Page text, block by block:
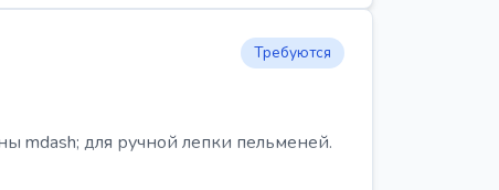
Требуются
mdash; для ручной лепки пельменей.